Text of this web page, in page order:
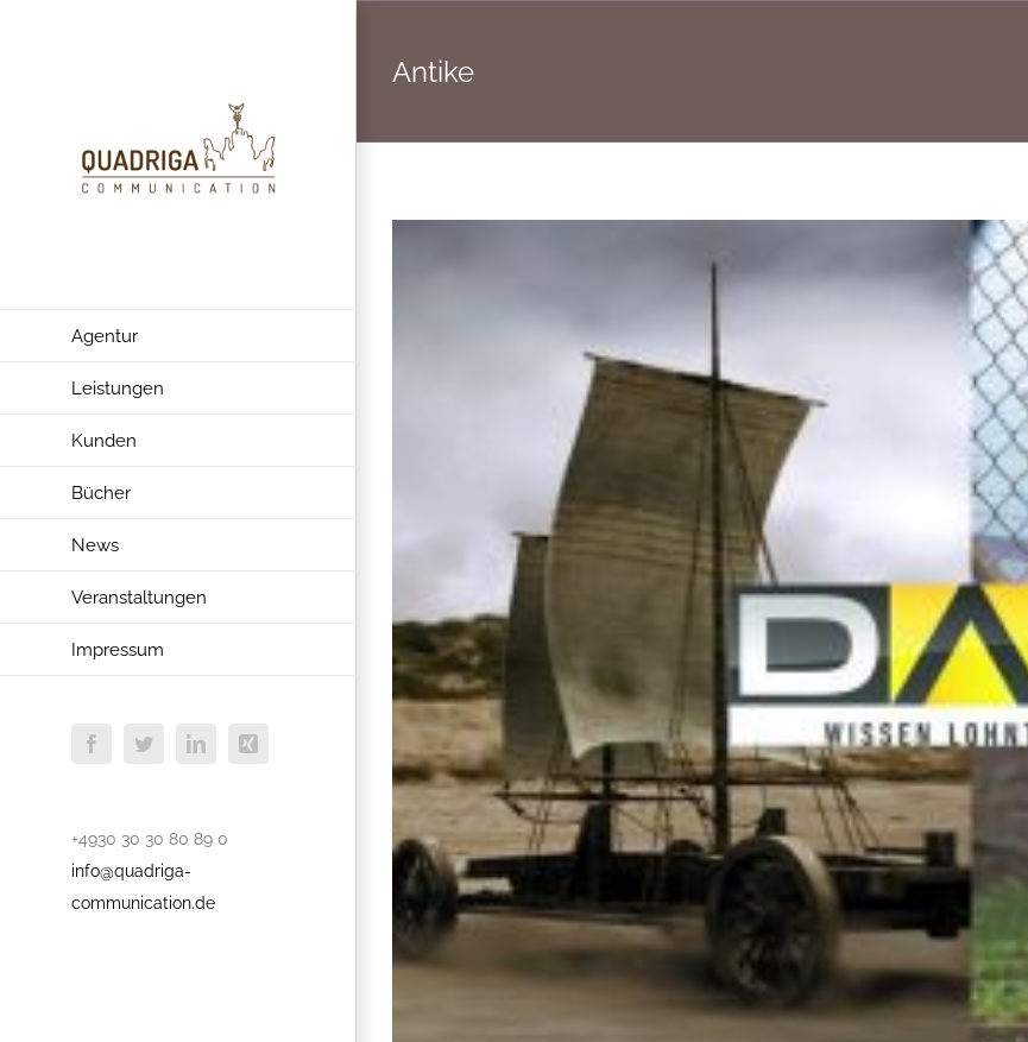
Agentur
Leistungen
Kunden
Bücher
News
Veranstaltungen
Impressum
FacebookTwitterLinkedInXing
+4930 30 30 80 89 0
info@quadriga-
communication.de
Antike